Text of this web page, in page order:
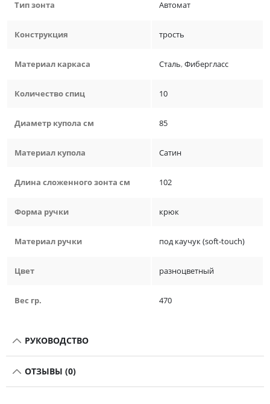
Тип зонта Автомат
Конструкция трость
Материал каркаса Сталь,Фибергласс
Количество спиц 10
Диаметр купола см 85
Материал купола Сатин
Длина сложенного зонта см 102
Форма ручки крюк
Материал ручки под каучук (soft-touch)
Цвет разноцветный
Вес гр. 470
РУКОВОДСТВО
ОТЗЫВЫ (0)